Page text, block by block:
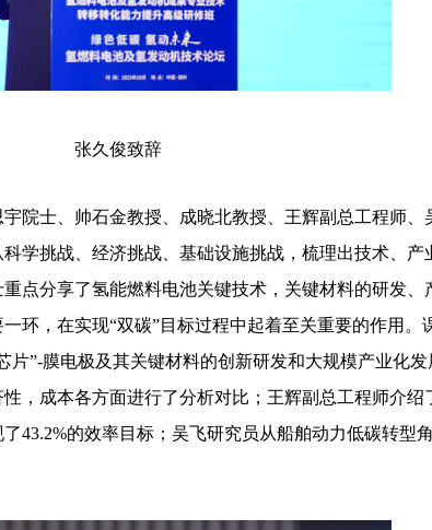
张久俊致辞
院士、帅石金教授、成晓北教授、王辉副总工程师、
学挑战、经济挑战、基础设施挑战，梳理出技术、产
点分享了氢能燃料电池关键技术，关键材料的研发
环，在实现“双碳”目标过程中起着至关重要的作用。
”-膜电极及其关键材料的创新研发和大规模产业化
，成本各方面进行了分析对比；王辉副总工程师介绍
43.2%的效率目标；吴飞研究员从船舶动力低碳转型